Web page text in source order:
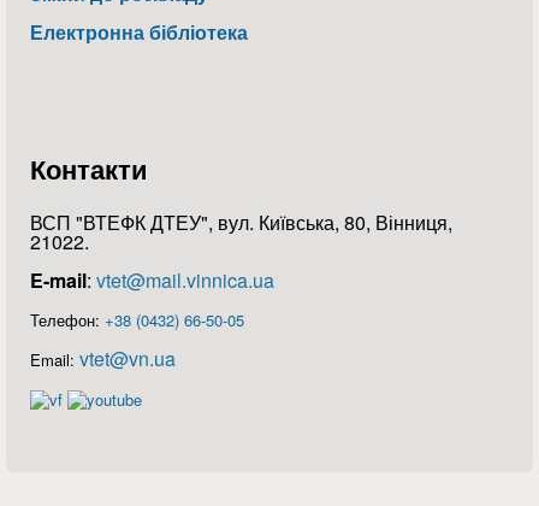
Електронна бібліотека
Контакти
ВСП "ВТЕФК ДТЕУ", вул. Київська, 80, Вінниця,
21022.
E-mail: vtet@mail.vinnica.ua
Телефон: +38 (0432) 66-50-05
Email: vtet@vn.ua